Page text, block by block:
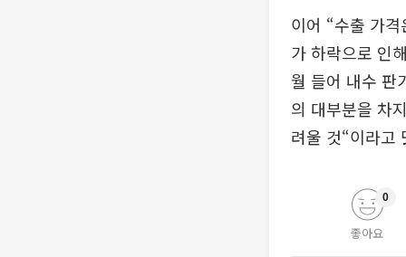
이어 “수출 가
가 하락으로 인
월 들어 내수 판
의 대부분을 차
려울 것“이라고
좋아요
0